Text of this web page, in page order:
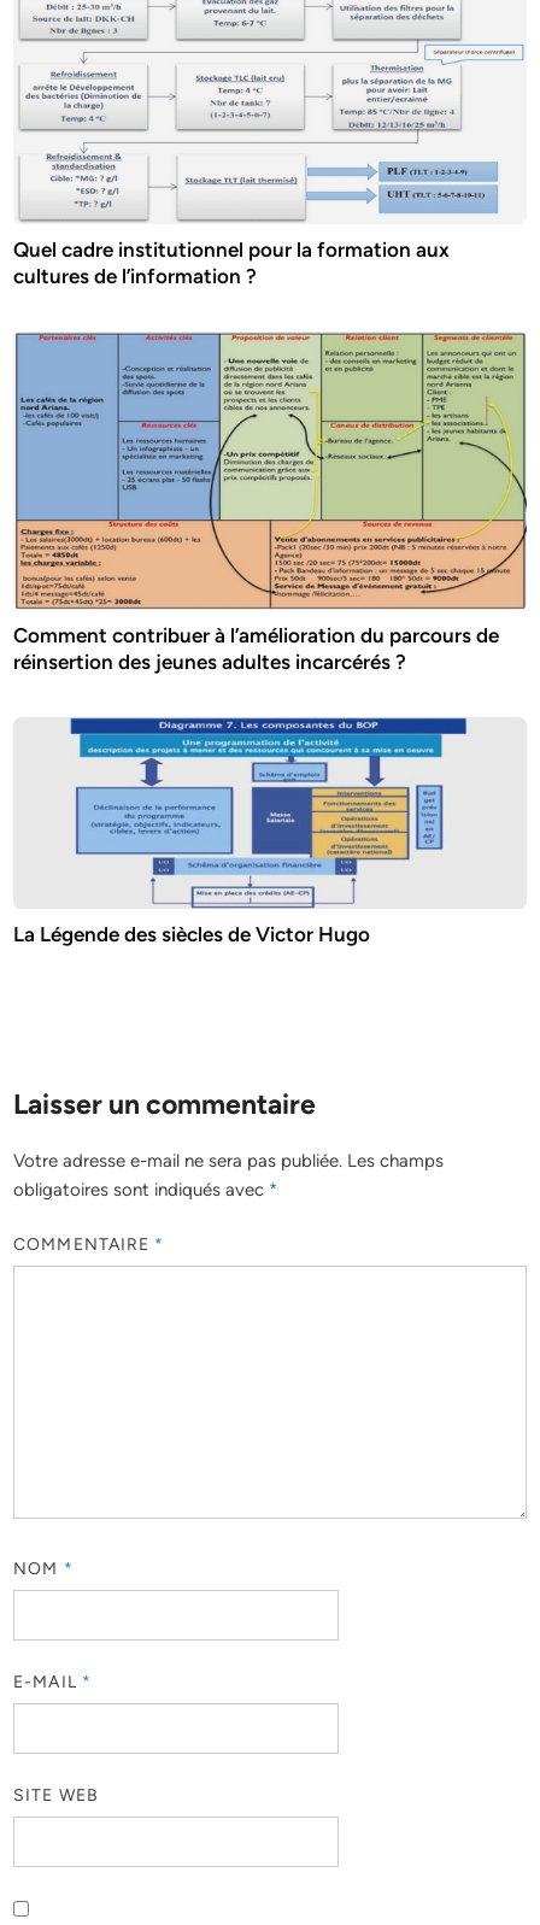
Quel cadre institutionnel pour la formation aux
cultures de l’information ?
Comment contribuer à l’amélioration du parcours de
réinsertion des jeunes adultes incarcérés ?
La Légende des siècles de Victor Hugo
Laisser un commentaire
Votre adresse e-mail ne sera pas publiée. Les champs
obligatoires sont indiqués avec *
COMMENTAIRE *
NOM *
E-MAIL *
SITE WEB